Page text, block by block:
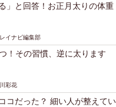
」と回答！お正月太りの体重
イナビ編集部
！その習慣、逆に太ります
彩花
コだった？ 細い人が整えてい